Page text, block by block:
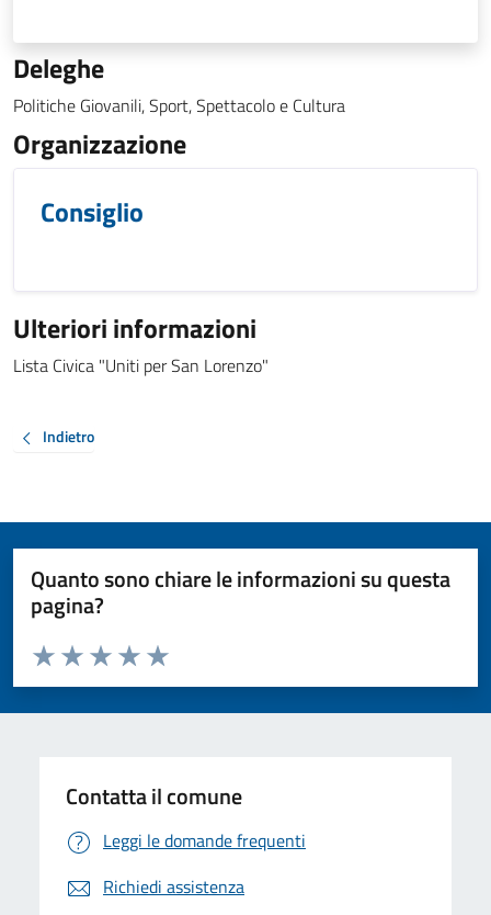
Deleghe
Politiche Giovanili, Sport, Spettacolo e Cultura
Organizzazione
Consiglio
Ulteriori informazioni
Lista Civica "Uniti per San Lorenzo"
Indietro
Quanto sono chiare le informazioni su questa
pagina?
Valuta da 1 a 5 stelle la pagina
Valuta 5 stelle su 5
Valuta 4 stelle su 5
Valuta 3 stelle su 5
Valuta 2 stelle su 5
Valuta 1 stelle su 5
Contatta il comune
Leggi le domande frequenti
Richiedi assistenza